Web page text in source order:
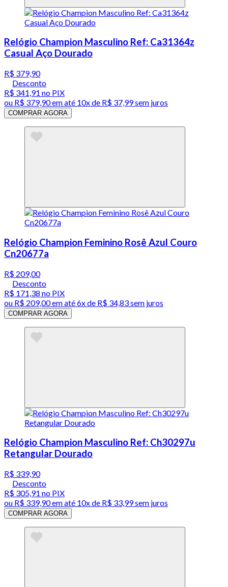
Relógio Champion Masculino Ref: Ca31364z
Casual Aço Dourado
R$ 379,90
Desconto
R$ 341,91 no PIX
ou R$ 379,90em até 10x de R$ 37,99 sem juros
COMPRAR AGORA
Relógio Champion Feminino Rosê Azul Couro
Cn20677a
R$ 209,00
Desconto
R$ 171,38 no PIX
ou R$ 209,00em até6x de R$ 34,83 sem juros
COMPRAR AGORA
Relógio Champion Masculino Ref: Ch30297u
Retangular Dourado
R$ 339,90
Desconto
R$ 305,91 no PIX
ou R$ 339,90em até 10x de R$ 33,99 sem juros
COMPRAR AGORA